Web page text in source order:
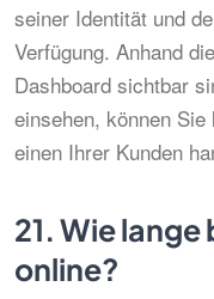
seiner Identität und
Verfügung. Anhand
Dashboard sichtbar
einsehen, können
einen Ihrer Kunden
21.Wie lange
online?